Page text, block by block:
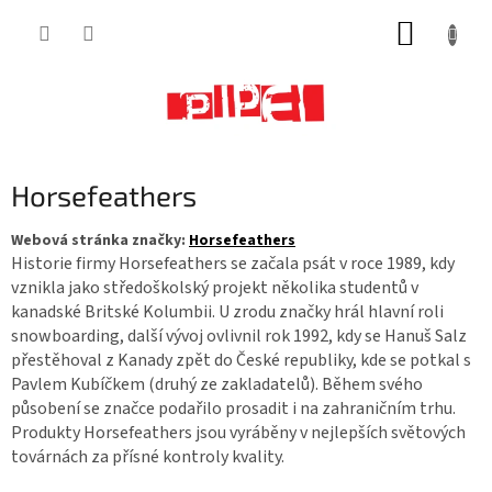
Horsefeathers
Webová stránka značky: Horsefeathers
Historie firmy Horsefeathers se začala psát v roce 1989, kdy
vznikla jako středoškolský projekt několika studentů v
kanadské Britské Kolumbii. U zrodu značky hrál hlavní roli
snowboarding, další vývoj ovlivnil rok 1992, kdy se Hanuš Salz
přestěhoval z Kanady zpět do České republiky, kde se potkal s
Pavlem Kubíčkem (druhý ze zakladatelů). Během svého
působení se značce podařilo prosadit i na zahraničním trhu.
Produkty Horsefeathers jsou vyráběny v nejlepších světových
továrnách za přísné kontroly kvality.